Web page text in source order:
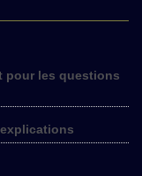
pour les questions